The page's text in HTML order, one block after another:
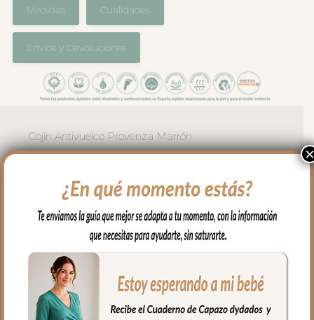
Medidas Cualidades
Envíos y Devoluciones
Cojín Antivuelco Provenza Marrón.
Seguridad y elegancia en una sola pieza.
cuida la posición del bebé con la
distinción propia de la colección.
Elaborado en suave villela estampada Iris
con cintas de raso estampado en Rayas
Marrón, este cojín mantiene la posición
lateral del bebé durante el descanso de
forma suave y segura.
×